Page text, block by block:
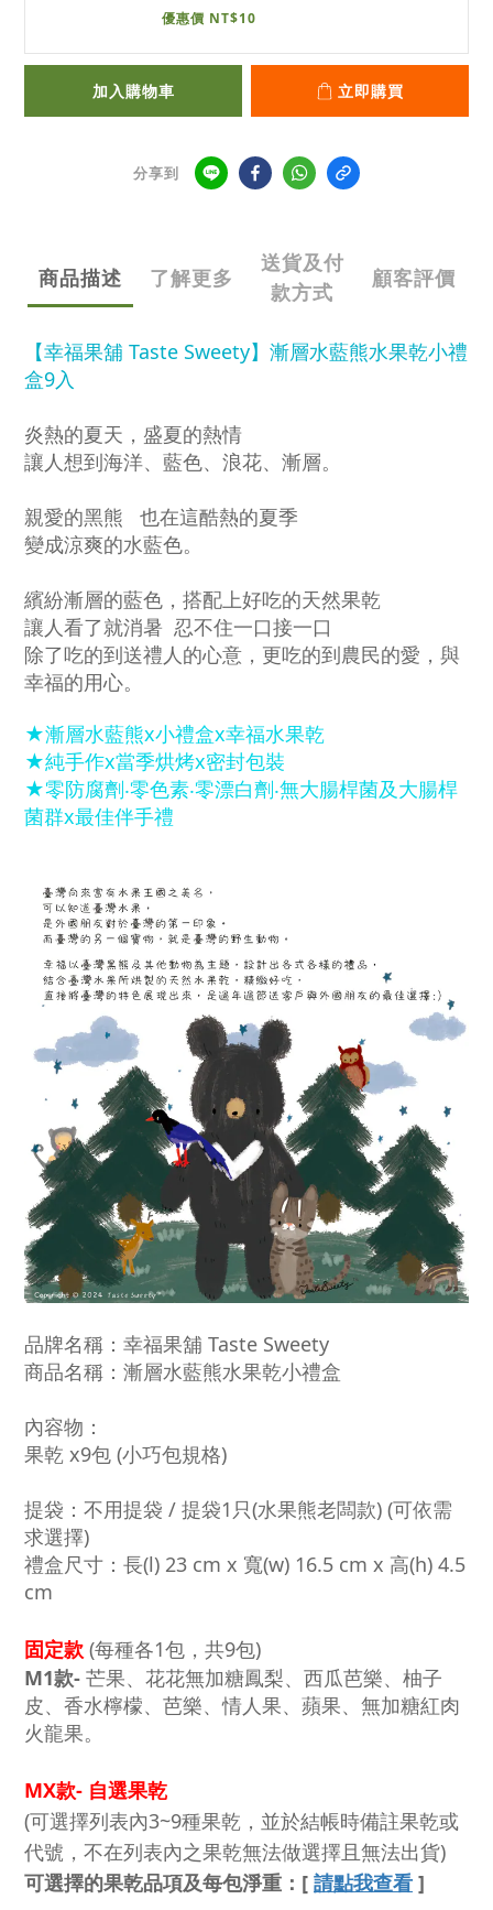
優惠價 NT$10
加入購物車 立即購買
分享到
商品描述 了解更多
送貨及付
款方式
顧客評價
【幸福果舖 Taste Sweety】漸層水藍熊水果乾小禮
盒9入
炎熱的夏天，盛夏的熱情
讓人想到海洋、藍色、浪花、漸層。
親愛的黑熊 也在這酷熱的夏季
變成涼爽的水藍色。
繽紛漸層的藍色，搭配上好吃的天然果乾
讓人看了就消暑 忍不住一口接一口
除了吃的到送禮人的心意，更吃的到農民的愛，與
幸福的用心。
★漸層水藍熊x小禮盒x幸福水果乾
★純手作x當季烘烤x密封包裝
★零防腐劑‧零色素‧零漂白劑‧無大腸桿菌及大腸桿
菌群x最佳伴手禮
品牌名稱： 幸福果舖 Taste Sweety
商品名稱： 漸層水藍熊水果乾小禮盒
內容物：
果乾 x9包 (小巧包規格)
提袋：不用提袋 / 提袋1只(水果熊老闆款) (可依需
求選擇)
禮盒尺寸：長(l) 23 cm x 寬(w) 16.5 cm x 高(h) 4.5
cm
固定款 (每種各1包，共9包)
M1款- 芒果、 花花無加糖鳳梨、 西瓜芭樂、柚子
皮、香水檸檬、芭樂、情人果、蘋果、無加糖紅肉
火龍果。
MX款- 自選果乾
(可選擇列表內3~9種果乾，並於結帳時備註果乾或
代號，不在列表內之果乾無法做選擇且無法出貨)
可選擇的果乾品項及每包淨重： [ 請點我查看 ]